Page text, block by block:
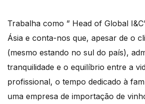
Trabalha como ” Head of Global
Ásia e conta-nos que, apesar de o
(mesmo estando no sul do país),
tranquilidade e o equilíbrio entre a
profissional, o tempo dedicado à
uma empresa de importação de